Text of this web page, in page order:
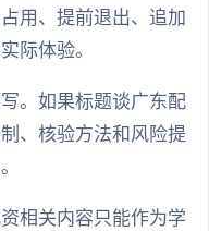
用、提前退出、追加
际体验。
。如果标题谈广东配
、核验方法和风险提
相关内容只能作为学